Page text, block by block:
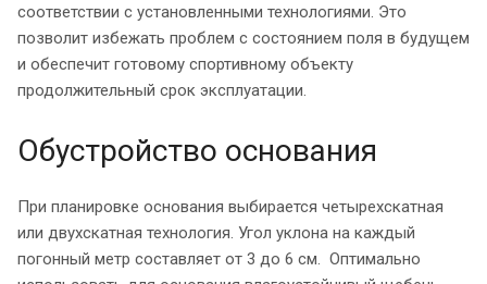
соответствии с установленными технологиями. Это
позволит избежать проблем с состоянием поля в будущем
и обеспечит готовому спортивному объекту
продолжительный срок эксплуатации.
Обустройство основания
При планировке основания выбирается четырехскатная
или двухскатная технология. Угол уклона на каждый
погонный метр составляет от 3 до 6 см. Оптимально